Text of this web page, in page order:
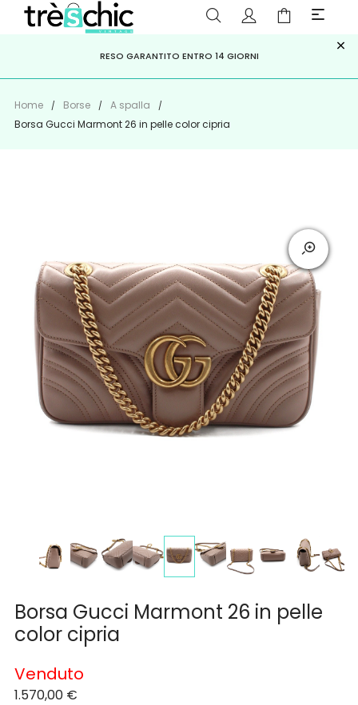
PAGA A RATE CONKLARNA,HEYLIGHT, APPAGO
ISCRIVITI ALLA NEWSLETTER PER NON PERDERE SCONTI E
OFFERTE IMPERDIBILI!
RESO GARANTITO ENTRO 14 GIORNI ×
Home Borse
A spalla
Borsa Gucci Marmont 26 in pelle color cipria
Borsa Gucci Marmont 26 in pelle
color cipria
1.570,00 €
Venduto